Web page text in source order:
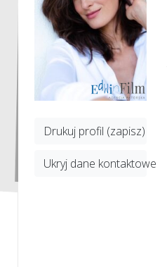
Drukuj profil (zapisz)
Ukryj dane kontaktowe